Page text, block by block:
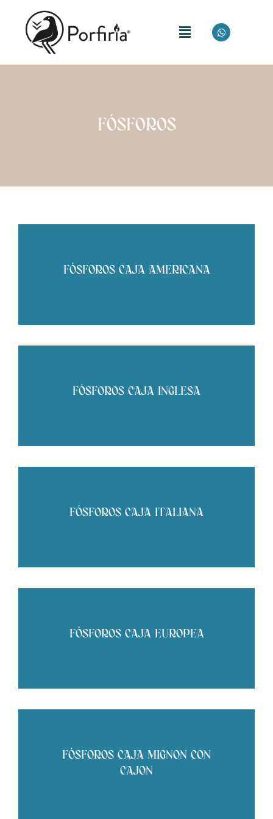
FÓSFOROS
FÓSFOROS CAJA AMERICANA
FÓSFOROS CAJA INGLESA
FÓSFOROS CAJA ITALIANA
FÓSFOROS CAJA EUROPEA
FÓSFOROS CAJA MIGNON CON
CAJON